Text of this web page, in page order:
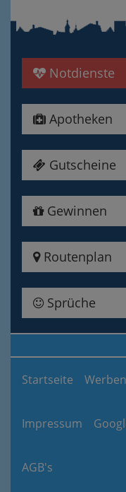
Notdienste
Apotheken
Gutscheine
Gewinnen
Routenplan
Sprüche
Startseite
Impressum
AGB's